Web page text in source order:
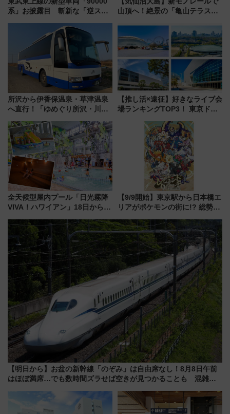
系」お披露目 斬新な「逆スラ
放的な車内空間に注目、デビュ
山頂へ！絶景の「亀山テラス
暇村のお得な日帰りプランも登
場
所沢から伊香保温泉・草津温泉
へ直行！「ゆめぐり所沢・川越
軽に 運行ダイヤ・運賃を解説
【推し活×遠征】好きなライブ会
場ランキングTOP3！ 東京ドー
由と交通アクセス術、ライブ会
場に何を求める？
全天候型屋内プール「日光霧降
VIVA！ハワイアン」18日から営
ァミリーから大人まで幅広い世
代が一日中楽しる夏のリゾート
を楽しんで
【9/9開始】東京駅から日本橋エ
リアがポケモンの街に!? 総勢
リサーチ」本格謎解き・グッズ
情報まとめ
【明日から】お盆の新幹線「のぞみ」は自由席なし！8月8日午前
はほぼ満席…でも数時間ズラせば空きが見つかることも 混雑避